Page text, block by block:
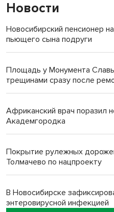
Новости
Новосибирский пенсионер
пьющего сына подруги
Площадь у Монумента
трещинами сразу после
Африканский врач поразил
Академгородка
Покрытие рулежных
Толмачево по нацпроекту
В Новосибирске
энтеровирусной инфекцией